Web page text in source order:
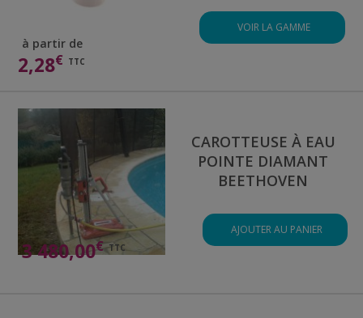
à partir de
2,28€ TTC
VOIR LA GAMME
CAROTTEUSE À EAU
POINTE DIAMANT
BEETHOVEN
3 480,00€ TTC
AJOUTER AU PANIER